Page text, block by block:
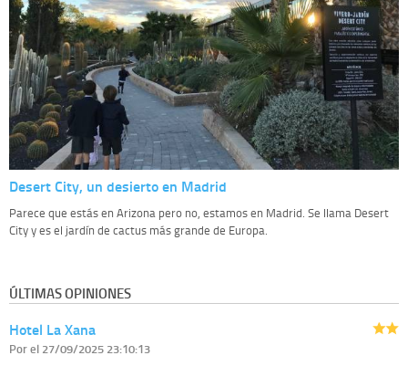
Desert City, un desierto en Madrid
Parece que estás en Arizona pero no, estamos en Madrid. Se llama Desert
City y es el jardín de cactus más grande de Europa.
ÚLTIMAS OPINIONES
Hotel La Xana
Porel 27/09/2025 23:10:13